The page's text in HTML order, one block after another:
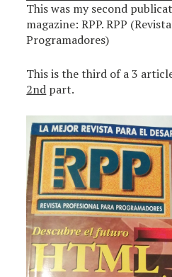
This was my second
magazine: RPP. RPP
Programadores)
This is the third of a 3
2nd part.